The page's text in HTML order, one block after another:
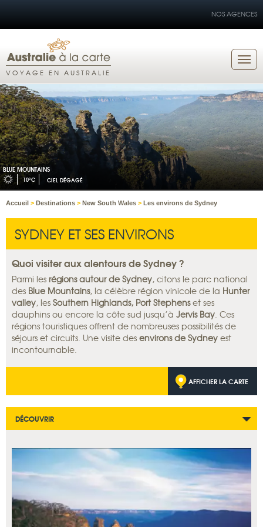
NOS AGENCES
VOYAGE EN AUSTRALIE
BLUE MOUNTAINS
10°C CIEL DÉGAGÉ
Accueil > Destinations > New South Wales > Les environs de Sydney
SYDNEY ET SES ENVIRONS
Quoi visiter aux alentours de Sydney ?
Parmi les régions autour de Sydney, citons le parc national
des Blue Mountains, la célèbre région vinicole de la Hunter
valley, les Southern Highlands, Port Stephenset ses
dauphins ou encore la côte sud jusqu’à Jervis Bay. Ces
régions touristiques offrent de nombreuses possibilités de
séjours et circuits. Une visite des environs de Sydney est
incontournable.
AFFICHER LA CARTE
DÉCOUVRIR